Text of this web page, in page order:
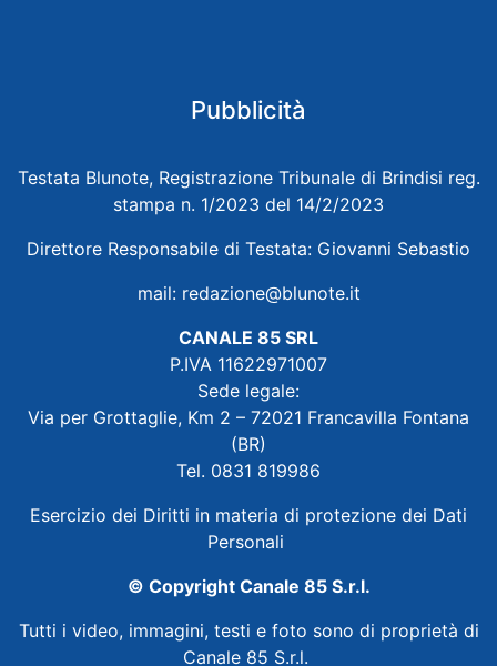
Pubblicità
Testata Blunote, Registrazione Tribunale di Brindisi reg.
stampa n. 1/2023 del 14/2/2023
Direttore Responsabile di Testata: Giovanni Sebastio
mail: redazione@blunote.it
CANALE 85 SRL
P.IVA 11622971007
Sede legale:
Via per Grottaglie, Km 2 – 72021 Francavilla Fontana
(BR)
Tel. 0831 819986
Esercizio dei Diritti in materia di protezione dei Dati
Personali
© Copyright Canale 85 S.r.l.
Tutti i video, immagini, testi e foto sono di proprietà di
Canale 85 S.r.l.